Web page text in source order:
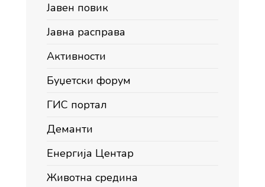
Јавен повик
Јавна расправа
Активности
Буџетски форум
ГИС портал
Деманти
Енергија Центар
Животна средина